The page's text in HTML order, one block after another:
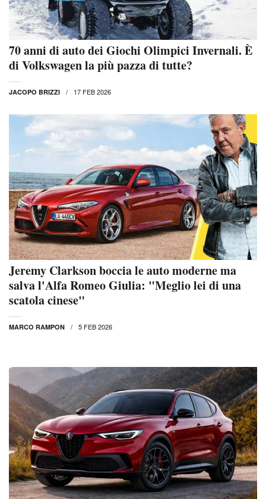
70 anni di auto dei Giochi Olimpici Invernali. È
di Volkswagen la più pazza di tutte?
JACOPO BRIZZI 17 FEB 2026
Jeremy Clarkson boccia le auto moderne ma
salva l'Alfa Romeo Giulia: "Meglio lei di una
scatola cinese"
MARCO RAMPON 5 FEB 2026